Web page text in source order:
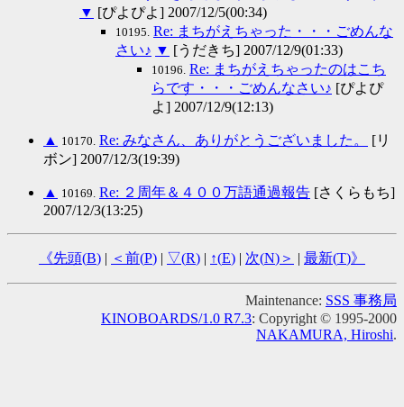
▼ [ぴよぴよ] 2007/12/5(00:34)
10195. Re: まちがえちゃった・・・ごめんな
さい♪ ▼ [うだきち] 2007/12/9(01:33)
10196. Re: まちがえちゃったのはこち
らです・・・ごめんなさい♪ [ぴよぴ
よ] 2007/12/9(12:13)
▲ 10170. Re: みなさん、ありがとうございました。
[リ
ボン] 2007/12/3(19:39)
▲ 10169. Re: ２周年＆４００万語通過報告 [さくらもち]
2007/12/3(13:25)
《先頭(B) | ＜前(P) | ▽(R) | ↑(E) | 次(N)＞ | 最新(T)》
Maintenance: SSS 事務局
KINOBOARDS/1.0 R7.3: Copyright © 1995-2000
NAKAMURA, Hiroshi.